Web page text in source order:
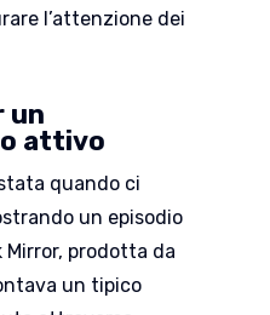
l’attenzione dei
un
attivo
quando ci
un episodio
Mirror, prodotta da
un tipico